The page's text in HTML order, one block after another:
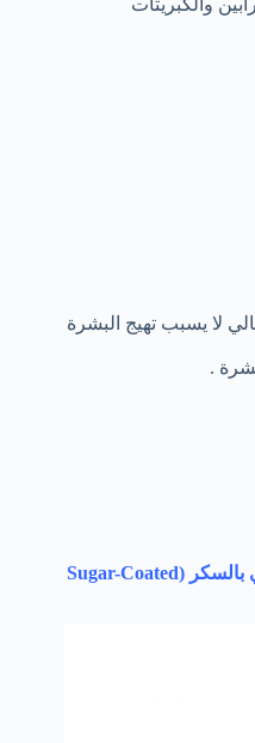
والكبريتات
لا يسبب تهيج البشرة
.
Sugar-Coated